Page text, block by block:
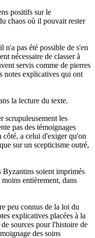
positifs sur le
chaos où il pouvait rester
pas été possible de s'en
nécessaire de classer à
servis comme de pierres
notes explicatives qui ont
la lecture du texte.
scrupuleusement les
pas des témoignages
côté, a celui d'exiger qu'on
sur un scepticisme outré,
Byzantins soient imprimés
entièrement, dans
peu connus de la loi du
explicatives placées à la
sources pour l'histoire de
des soins